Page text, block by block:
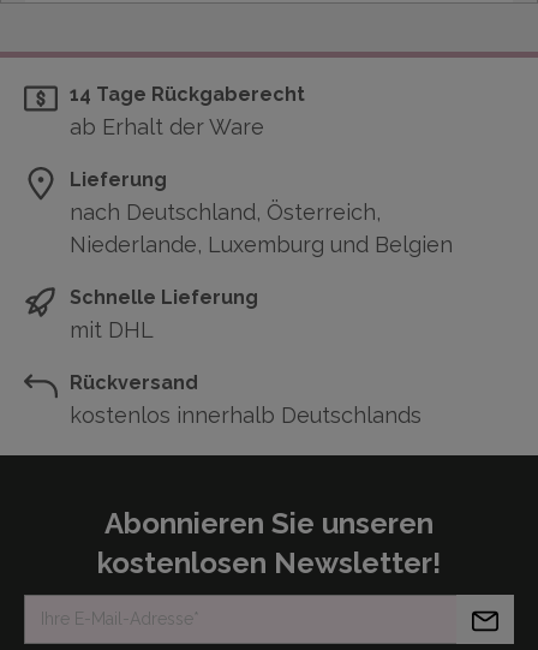
14 Tage Rückgaberecht
ab Erhalt der Ware
Lieferung
nach Deutschland, Österreich,
Niederlande, Luxemburg und Belgien
Schnelle Lieferung
mit DHL
Rückversand
kostenlos innerhalb Deutschlands
Abonnieren Sie unseren
kostenlosen Newsletter!